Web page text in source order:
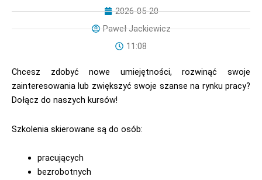
2026-05-20
Paweł Jackiewicz
11:08
Chcesz zdobyć nowe umiejętności, rozwinąć swoje
zainteresowania lub zwiększyć swoje szanse na rynku pracy?
Dołącz do naszych kursów!
Szkolenia skierowane są do osób:
pracujących
bezrobotnych